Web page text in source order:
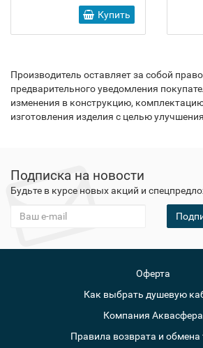
Купить
Производитель оставляет за собой
предварительного уведомления
изменения в конструкцию,
изготовления изделия с целью
Подписка на новости
Будьте в курсе новых акций и
Оферта
Как выбрать душевую
Компания Аквасфера
Правила возврата и обмена